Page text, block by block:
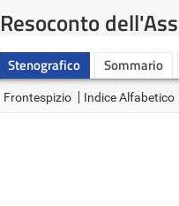
Resoconto
Stenografico Sommario
Frontespizio Indice Alfabetico